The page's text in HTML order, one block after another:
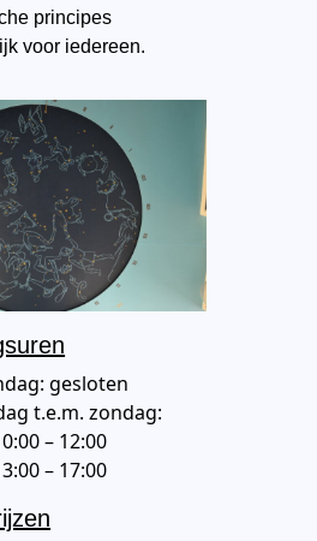
principes
voor iedereen.
gesloten
t.e.m. zondag:
– 12:00
– 17:00